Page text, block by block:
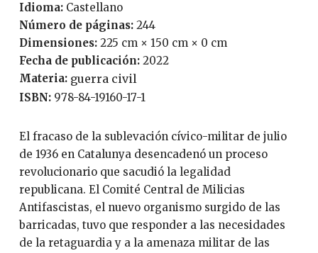
Idioma:
Castellano
Número de páginas:
244
Dimensiones: 225 cm × 150 cm × 0 cm
Fecha de publicación:
2022
Materia: guerra civil
ISBN: 978-84-19160-17-1
El fracaso de la sublevación cívico-militar de julio
de 1936 en Catalunya desencadenó un proceso
revolucionario que sacudió la legalidad
republicana. El Comité Central de Milicias
Antifascistas, el nuevo organismo surgido de las
barricadas, tuvo que responder a las necesidades
de la retaguardia y a la amenaza militar de las